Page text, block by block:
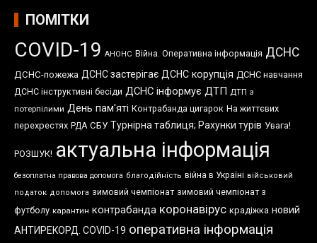
ПОМІТКИ
COVID-19 АНОНС Війна. Оперативна інформація ДСНС
ДСНС-пожежа ДСНС застерігає ДСНС корупція ДСНС навчання
ДСНС інструктивні бесіди ДСНС інформує ДТП ДТП з
потерпілими День пам'яті Контрабанда цигарок На життєвих
перехрестях РДА СБУ Турнірна таблиця; Рахунки турів Увага!
РОЗШУК! актуальна інформація
безоплатна правова допомога благодійність війна в Україні військовий
податок допомога зимовий чемпіонат зимовий чемпіонат з
футболу карантин контрабанда коронавірус крадіжка новий
АНТИРЕКОРД. COVID-19 оперативна інформація